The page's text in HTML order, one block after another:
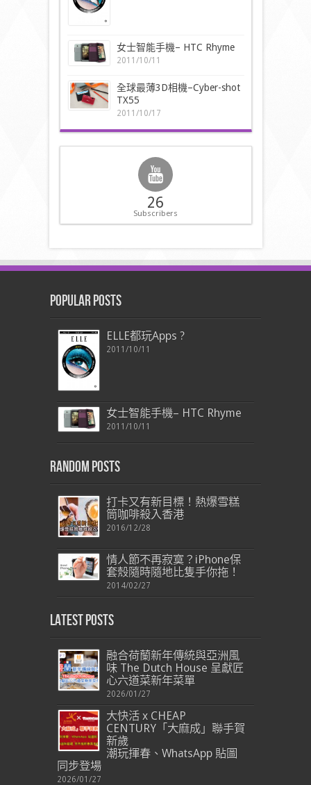
女士智能手機– HTC Rhyme
2011/10/11
全球最薄3D相機–Cyber-shot
TX55
2011/10/17
26
Subscribers
Popular Posts
ELLE都玩Apps ?
2011/10/11
女士智能手機– HTC Rhyme
2011/10/11
Random Posts
打卡又有新目標！熱爆雪糕
筒咖啡殺入香港
2016/12/28
情人節不再寂寞？iPhone保
套殼隨時隨地比隻手你拖！
2014/02/27
Latest Posts
融合荷蘭新年傳統與亞洲風
味 The Dutch House 呈獻匠
心六道菜新年菜單
2026/01/27
大快活 x CHEAP
CENTURY「大麻成」聯手賀
新歲
潮玩揮春、WhatsApp 貼圖
同步登場
2026/01/27